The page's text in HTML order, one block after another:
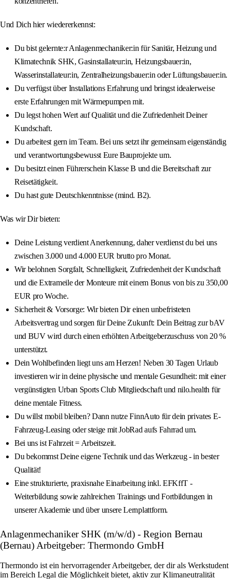
Und Dich hier wiedererkennst:
Du bist gelernte:r Anlagenmechaniker:in für Sanitär, Heizung und
Klimatechnik SHK, Gasinstallateur:in, Heizungsbauer:in,
Wasserinstallateur:in, Zentralheizungsbauer:in oder Lüftungsbauer:in.
Du verfügst über Installations Erfahrung und bringst idealerweise
erste Erfahrungen mit Wärmepumpen mit.
Du legst hohen Wert auf Qualität und die Zufriedenheit Deiner
Kundschaft.
Du arbeitest gern im Team. Bei uns setzt ihr gemeinsam eigenständig
und verantwortungsbewusst Eure Bauprojekte um.
Du besitzt einen Führerschein Klasse B und die Bereitschaft zur
Reisetätigkeit.
Du hast gute Deutschkenntnisse (mind. B2).
Was wir Dir bieten:
Deine Leistung verdient Anerkennung, daher verdienst du bei uns
zwischen 3.000 und 4.000 EUR brutto pro Monat.
Wir belohnen Sorgfalt, Schnelligkeit, Zufriedenheit der Kundschaft
und die Extrameile der Monteure mit einem Bonus von bis zu 350,00
EUR pro Woche.
Sicherheit & Vorsorge: Wir bieten Dir einen unbefristeten
Arbeitsvertrag und sorgen für Deine Zukunft: Dein Beitrag zur bAV
und BUV wird durch einen erhöhten Arbeitgeberzuschuss von 20 %
unterstützt.
Dein Wohlbefinden liegt uns am Herzen! Neben 30 Tagen Urlaub
investieren wir in deine physische und mentale Gesundheit: mit einer
vergünstigten Urban Sports Club Mitgliedschaft und nilo.health für
deine mentale Fitness.
Du willst mobil bleiben? Dann nutze FinnAuto für dein privates E-
Fahrzeug-Leasing oder steige mit JobRad aufs Fahrrad um.
Bei uns ist Fahrzeit = Arbeitszeit.
Du bekommst Deine eigene Technik und das Werkzeug - in bester
Qualität!
Eine strukturierte, praxisnahe Einarbeitung inkl. EFKffT -
Weiterbildung sowie zahlreichen Trainings und Fortbildungen in
unserer Akademie und über unsere Lernplattform.
Anlagenmechaniker SHK (m/w/d) - Region Bernau
(Bernau) Arbeitgeber: Thermondo GmbH
Thermondo ist ein hervorragender Arbeitgeber, der dir als Werkstudent
im Bereich Legal die Möglichkeit bietet, aktiv zur Klimaneutralität